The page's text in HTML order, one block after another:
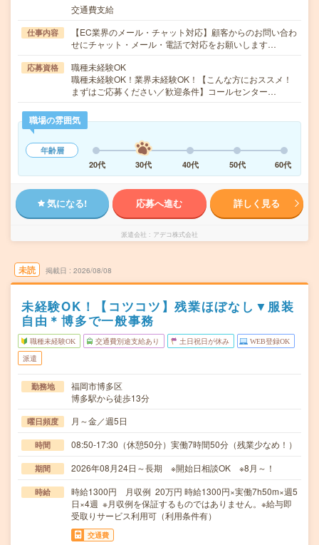
交通費支給
仕事内容
【EC業界のメール・チャット対応】顧客からのお問い合わ
せにチャット・メール・電話で対応をお願いします…
応募資格
職種未経験OK
職種未経験OK！業界未経験OK！【こんな方におススメ！
まずはご応募ください／歓迎条件】コールセンター…
職場の雰囲気
年齢層
20代
30代 40代 50代 60代
気になる! 応募へ進む 詳しく見る
派遣会社 アデコ株式会社
未読 掲載日 2026/08/08
未経験OK！【コツコツ】残業ほぼなし▼服装
自由＊博多で一般事務
職種未経験OK 交通費別途支給あり 土日祝日が休み WEB登録OK
派遣
勤務地
福岡市博多区
博多駅から徒歩13分
曜日頻度 月～金／週5日
時間 08:50-17:30（休憩50分）実働7時間50分（残業少なめ！）
期間 2026年08月24日～長期 ※開始日相談OK ※8月～！
時給
時給1300円 月収例 20万円 時給1300円×実働7h50m×週5
日×4週 ※月収例を保証するものではありません。※給与即
受取りサービス利用可（利用条件有）
交通費